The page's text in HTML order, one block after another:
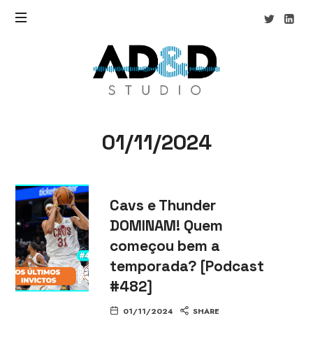
AD&D
Studio
01/11/2024
Cavs e Thunder
DOMINAM! Quem
começou bem a
temporada? [Podcast
#482]
01/11/2024 SHARE